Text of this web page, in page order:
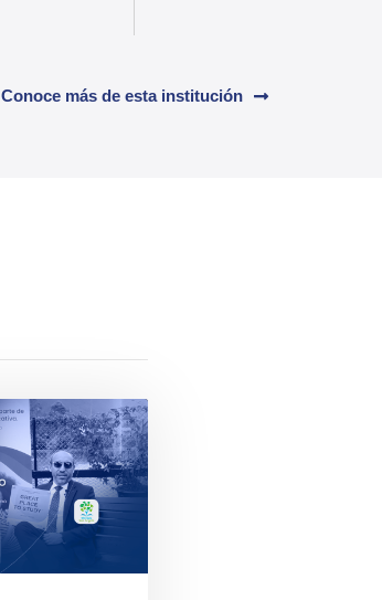
Conoce más de esta institución